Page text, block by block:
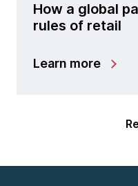
How a global
rules of retail
Learn more